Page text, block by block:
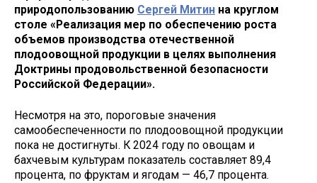
природопользованию Сергей Митин на круглом
столе «Реализация мер по обеспечению роста
объемов производства отечественной
плодоовощной продукции в целях выполнения
Доктрины продовольственной безопасности
Российской Федерации».
Несмотря на это, пороговые значения
самообеспеченности по плодоовощной продукции
пока не достигнуты. К 2024 году по овощам и
бахчевым культурам показатель составляет 89,4
процента, по фруктам и ягодам — 46,7 процента.